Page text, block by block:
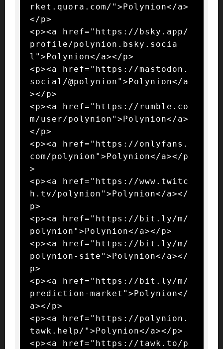
rket.quora.com/">Polynion</a>
</p>
<p><a href="https://bsky.app/
profile/polynion.bsky.socia
l">Polynion</a></p>
<p><a href="https://mastodon.
social/@polynion">Polynion</a
></p>
<p><a href="https://rumble.co
m/user/polynion">Polynion</a>
</p>
<p><a href="https://onlyfans.
com/polynion">Polynion</a></p
>
<p><a href="https://www.twitc
h.tv/polynion">Polynion</a></
p>
<p><a href="https://bit.ly/m/
polynion">Polynion</a></p>
<p><a href="https://bit.ly/m/
polynion-site">Polynion</a></
p>
<p><a href="https://bit.ly/m/
prediction-market">Polynion</
a></p>
<p><a href="https://polynion.
tawk.help/">Polynion</a></p>
<p><a href="https://tawk.to/p